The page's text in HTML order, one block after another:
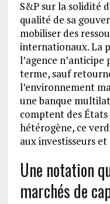
S&P sur la solidité
qualité de sa
mobiliser des
internationaux. La
l’agence
terme, sauf
l’environnement
une banque
comptent des
hétérogène, ce
aux investisseurs
Une notation
marchés de